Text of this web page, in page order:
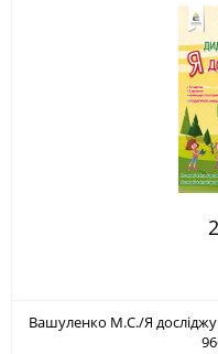
Вашуленко М.С./Я